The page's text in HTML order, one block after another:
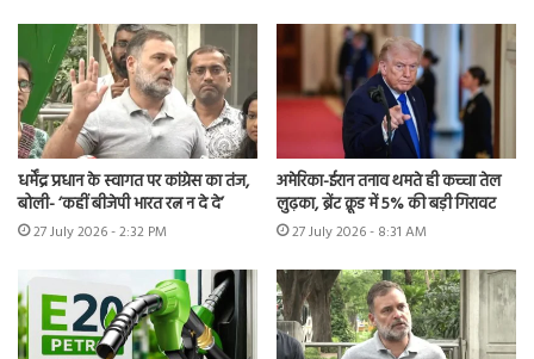
धर्मेंद्र प्रधान के स्वागत पर कांग्रेस का तंज,
बोली- ‘कहीं बीजेपी भारत रत्न न दे दे’
27 July 2026 - 2:32 PM
अमेरिका-ईरान तनाव थमते ही कच्चा तेल
लुढ़का, ब्रेंट क्रूड में 5% की बड़ी गिरावट
27 July 2026 - 8:31 AM